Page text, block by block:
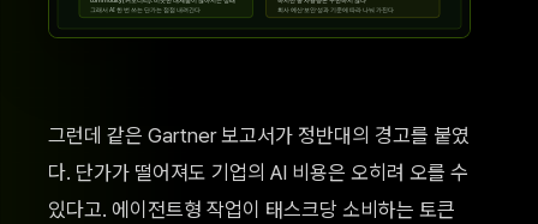
그래서 AI 한 번 쓰는 단가는 점점 내려간다 회사 예산·보안·성과 기준에 따라 나눠 가진다
그런데 같은 Gartner 보고서가 정반대의 경고를 붙였
다. 단가가 떨어져도 기업의 AI 비용은 오히려 오를 수
있다고. 에이전트형 작업이 태스크당 소비하는 토큰